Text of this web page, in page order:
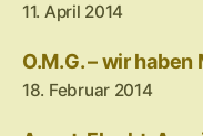
11. April 2014
O.M.G. – wir
18. Februar 2014